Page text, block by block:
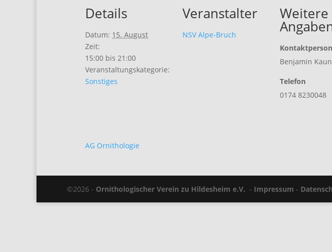
Details
Datum: 15. August
Zeit:
15:00 bis 21:00
Veranstaltungskategorie:
Sonstiges
Veranstalter
NSV Alpe-Bruch
Weitere
Kontaktperson
Benjamin
Telefon
0174 8230048
AG Ornithologie
©2026 - Ornithologischer Verein zu Hildesheim e.V. - Impressum -